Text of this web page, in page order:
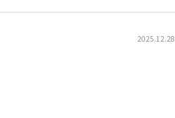
2025.12.28